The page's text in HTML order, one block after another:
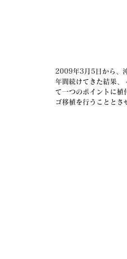
2009年3月5日から、
年間続けてきた結果、
て一つのポイントに
ゴ移植を行うこととさ